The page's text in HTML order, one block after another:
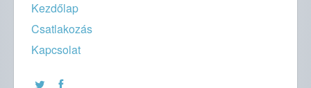
Kezdőlap
Csatlakozás
Kapcsolat